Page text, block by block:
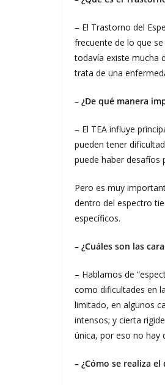
– El Trastorno del
frecuente de lo que
todavía existe mucha
trata de una
– ¿De qué manera
– El TEA influye
pueden tener
puede haber desafíos
Pero es muy
dentro del espectro
específicos.
– ¿Cuáles son las
– Hablamos de
como dificultades en
limitado, en algunos
intensos; y cierta
única, por eso no hay
– ¿Cómo se realiza